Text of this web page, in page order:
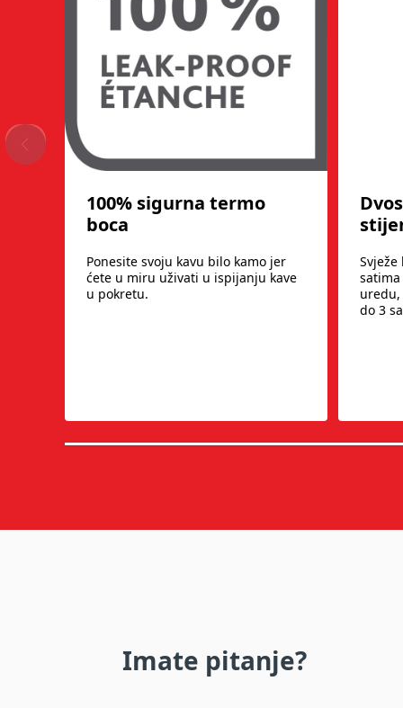
100% sigurna termo
boca
Ponesite svoju kavu bilo kamo jer
ćete u miru uživati ​​u ispijanju kave
u pokretu.
do 3
Imate pitanje?